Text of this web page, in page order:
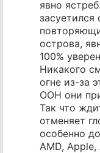
явно
засуетился
острова,
100%
Никакого
огне из-за
ООН они
Так что
отменяет
особенно
AMD,